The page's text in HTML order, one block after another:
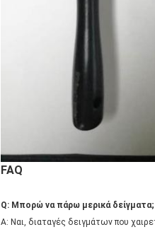
FAQ
Q: Μπορώ να πάρω μερικά δείγματα;
Α: Ναι, διαταγές δειγμάτων που